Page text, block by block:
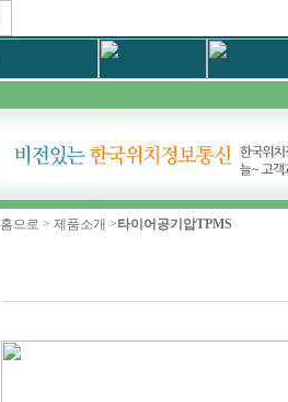
홈으로 > 제품소개 >타이어공기압TPMS